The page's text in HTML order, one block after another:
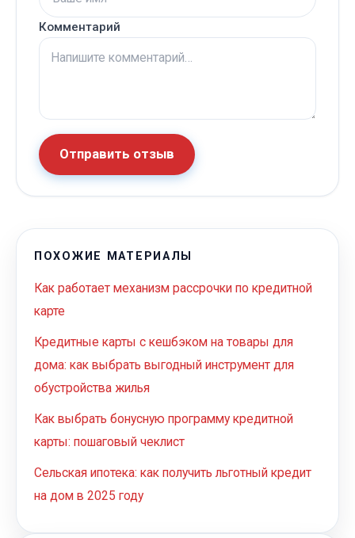
Комментарий
Отправить отзыв
ПОХОЖИЕ МАТЕРИАЛЫ
Как работает механизм рассрочки по кредитной
карте
Кредитные карты с кешбэком на товары для
дома: как выбрать выгодный инструмент для
обустройства жилья
Как выбрать бонусную программу кредитной
карты: пошаговый чеклист
Сельская ипотека: как получить льготный кредит
на дом в 2025 году